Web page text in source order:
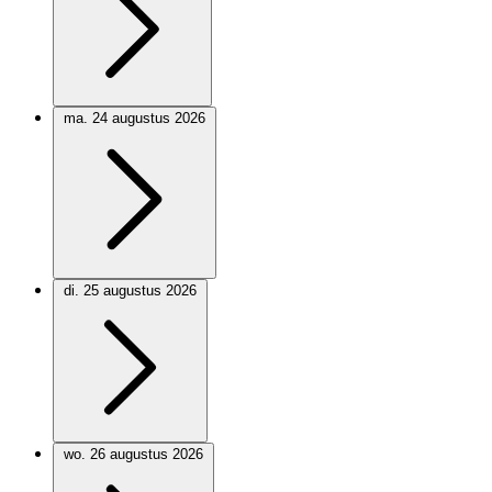
ma. 24 augustus 2026
di. 25 augustus 2026
wo. 26 augustus 2026